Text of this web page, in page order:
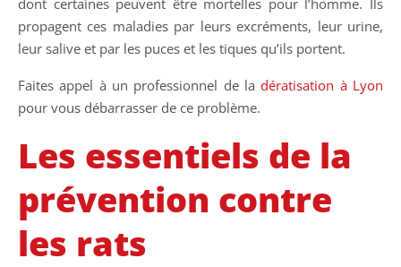
propagent ces maladies par leurs excréments, leur urine,
leur salive et par les puces et les tiques qu’ils portent.
Faites appel à un professionnel de ladératisation à Lyon
pour vous débarrasser de ce problème.
Les essentiels de la
prévention contre
les rats